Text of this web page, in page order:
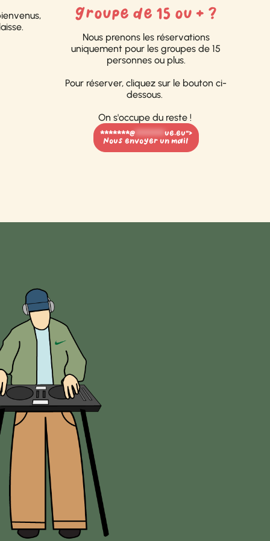
Groupe de 15 ou + ?
Nous prenons les réservations
uniquement pour les groupes de 15
personnes ou plus.
Pour réserver, cliquez sur le bouton ci-
dessous.
On s'occupe du reste !
*******@******* ue.eu">
Nous envoyer un mail